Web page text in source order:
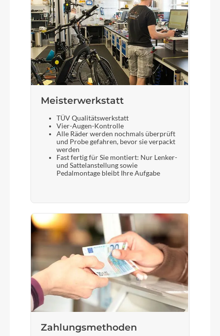
Meisterwerkstatt
TÜV Qualitätswerkstatt
Vier-Augen-Kontrolle
Alle Räder werden nochmals überprüft
und Probe gefahren, bevor sie verpackt
werden
Fast fertig für Sie montiert: Nur Lenker-
und Sattelanstellung sowie
Pedalmontage bleibt Ihre Aufgabe
Zahlungsmethoden